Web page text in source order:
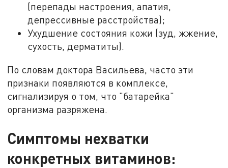
(перепады настроения, апатия,
депрессивные расстройства);
Ухудшение состояния кожи (зуд, жжение,
сухость, дерматиты).
По словам доктора Васильева, часто эти
признаки появляются в комплексе,
сигнализируя о том, что "батарейка"
организма разряжена.
Симптомы нехватки
конкретных витаминов: